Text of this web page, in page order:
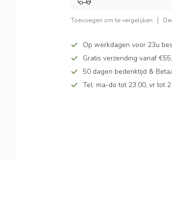
Toevoegen om te vergelijken
Op werkdagen voor 23u
Gratis verzending vanaf
50 dagen bedenktijd &
Tel: ma-do tot 23.00, vr tot